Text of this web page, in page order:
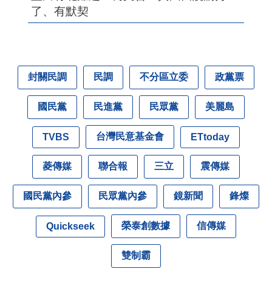
了、有默契
封關民調 民調 不分區立委 政黨票
國民黨 民進黨 民眾黨 美麗島
TVBS 台灣民意基金會 ETtoday
菱傳媒 聯合報 三立 震傳媒
國民黨內參 民眾黨內參 鏡新聞 鋒燦
Quickseek 榮泰創數據 信傳媒
雙制霸